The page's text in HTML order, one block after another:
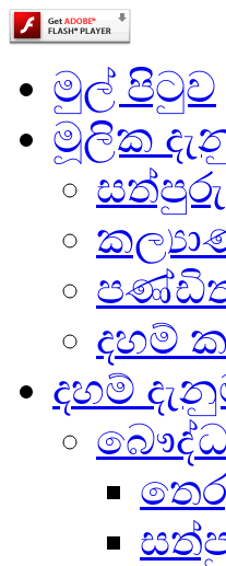
මුල් පිටුව
මූලික
දහම්
දහම්
බෞද්ධ